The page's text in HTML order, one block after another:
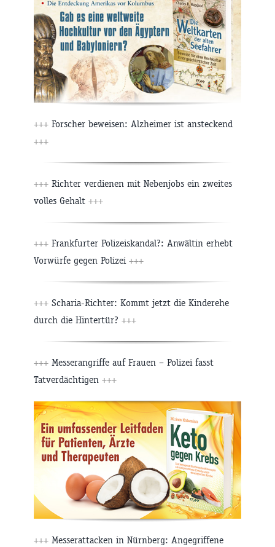
+++ Forscher beweisen: Alzheimer ist ansteckend
+++
+++ Richter verdienen mit Nebenjobs ein zweites
volles Gehalt +++
+++ Frankfurter Polizeiskandal?: Anwältin erhebt
Vorwürfe gegen Polizei +++
+++ Scharia-Richter: Kommt jetzt die Kinderehe
durch die Hintertür? +++
+++ Messerangriffe auf Frauen – Polizei fasst
Tatverdächtigen +++
+++ Messerattacken in Nürnberg: Angegriffene